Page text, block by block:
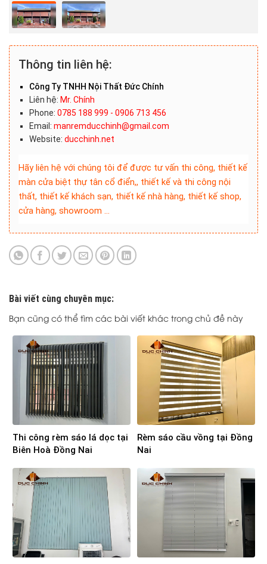
Thông tin liên hệ:
Công Ty TNHH Nội Thất Đức Chính
Liên hệ: Mr. Chính
Phone: 0785 188 999 - 0906 713 456
Email:manremducchinh@gmail.com
Website:ducchinh.net
Hãy liên hệ với chúng tôi để được tư vấn thi công, thiết kế
màn cửa biệt thự tân cổ điển,, thiết kế và thi công nội
thất, thiết kế khách sạn, thiết kế nhà hàng, thiết kế shop,
cửa hàng, showroom …
Bài viết cùng chuyên mục:
Bạn cũng có thể tìm các bài viết khác trong chủ đề này
Thi công rèm sáo lá dọc tại
Biên Hoà Đồng Nai
Rèm sáo cầu vồng tại Đồng
Nai